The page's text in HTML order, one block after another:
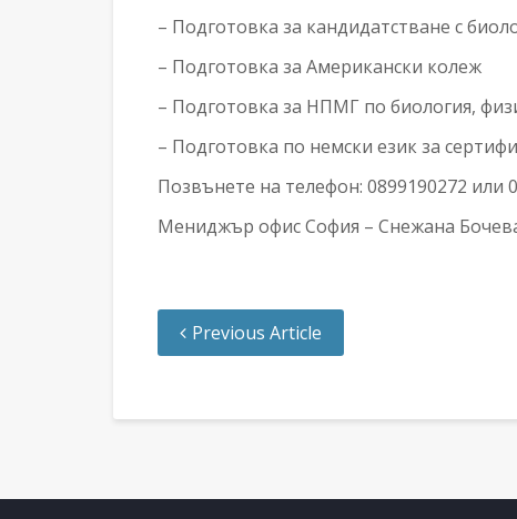
– Подготовка за кандидатстване с
– Подготовка за Американски колеж
– Подготовка за НПМГ по биология,
– Подготовка по немски език за
Позвънете на телефон: 0899190272 или
Мениджър офис София – Снежана
Previous Article